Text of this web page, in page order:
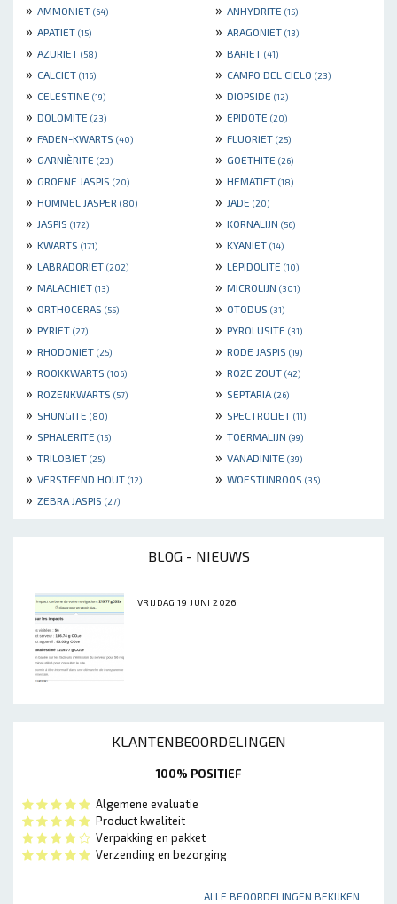
» AMMONIET (64) » ANHYDRITE (15)
» APATIET (15) » ARAGONIET (13)
» AZURIET (58) » BARIET (41)
» CALCIET (116) » CAMPO DEL CIELO (23)
» CELESTINE (19) » DIOPSIDE (12)
» DOLOMITE (23) » EPIDOTE (20)
» FADEN-KWARTS (40) » FLUORIET (25)
» GARNIÈRITE (23) » GOETHITE (26)
» GROENE JASPIS (20) » HEMATIET (18)
» HOMMEL JASPER (80) » JADE (20)
» JASPIS (172) » KORNALIJN (56)
» KWARTS (171) » KYANIET (14)
» LABRADORIET (202) » LEPIDOLITE (10)
» MALACHIET (13) » MICROLIJN (301)
» ORTHOCERAS (55) » OTODUS (31)
» PYRIET (27) » PYROLUSITE (31)
» RHODONIET (25) » RODE JASPIS (19)
» ROOKKWARTS (106) » ROZE ZOUT (42)
» ROZENKWARTS (57) » SEPTARIA (26)
» SHUNGITE (80) » SPECTROLIET (11)
» SPHALERITE (15) » TOERMALIJN (99)
» TRILOBIET (25) » VANADINITE (39)
» VERSTEEND HOUT (12) » WOESTIJNROOS (35)
» ZEBRA JASPIS (27)
BLOG - NIEUWS
VRIJDAG 19 JUNI 2026
KLANTENBEOORDELINGEN
100% POSITIEF
Algemene evaluatie
Product kwaliteit
Verpakking en pakket
Verzending en bezorging
ALLE BEOORDELINGEN BEKIJKEN ...